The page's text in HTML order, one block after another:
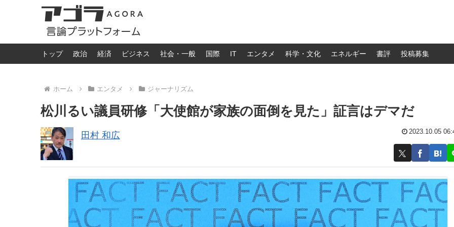
トップ 政治 経済 ビジネス 社会・一般 国際 IT エンタメ 科学・文化 エネルギー 書評 投稿募集
ホーム エンタメ ジャーナリズム
松川るい議員研修「大使館が家族の面倒を見た」証言はデマだ
田村 和広 2023.10.05